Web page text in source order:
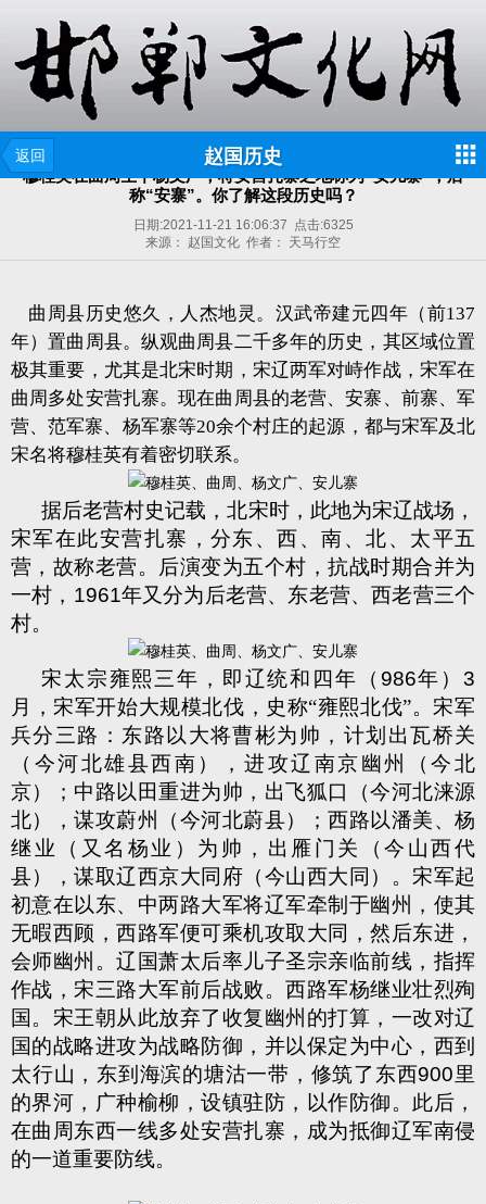
返回 赵国历史
穆桂英在曲周生下杨文广，将安营扎寨之地称为“安儿寨”，后
称“安寨”。你了解这段历史吗？
日期:2021-11-21 16:06:37 点击:6325
来源： 赵国文化 作者： 天马行空
曲周县历史悠久，人杰地灵。汉武帝建元四年（前137
年）置曲周县。纵观曲周县二千多年的历史，其区域位置
极其重要，尤其是北宋时期，宋辽两军对峙作战，宋军在
曲周多处安营扎寨。现在曲周县的老营、安寨、前寨、军
营、范军寨、杨军寨等20余个村庄的起源，都与宋军及北
宋名将穆桂英有着密切联系。
据后老营村史记载，北宋时，此地为宋辽战场，
宋军在此安营扎寨，分东、西、南、北、太平五
营，故称老营。后演变为五个村，抗战时期合并为
一村， 1961年又分为后老营、东老营、西老营三个
村。
宋太宗雍熙三年，即辽统和四年（ 986年） 3
月，宋军开始大规模北伐，史称“雍熙北伐”。宋军
兵分三路：东路以大将曹彬为帅，计划出瓦桥关
（今河北雄县西南），进攻辽南京幽州（今北
京）；中路以田重进为帅，出飞狐口（今河北涞源
北），谋攻蔚州（今河北蔚县）；西路以潘美、杨
继业（又名杨业）为帅，出雁门关（今山西代
县），谋取辽西京大同府（今山西大同）。宋军起
初意在以东、中两路大军将辽军牵制于幽州，使其
无暇西顾，西路军便可乘机攻取大同，然后东进，
会师幽州。辽国萧太后率儿子圣宗亲临前线，指挥
作战，宋三路大军前后战败。西路军杨继业壮烈殉
国。宋王朝从此放弃了收复幽州的打算，一改对辽
国的战略进攻为战略防御，并以保定为中心，西到
太行山，东到海滨的塘沽一带，修筑了东西900里
的界河，广种榆柳，设镇驻防，以作防御。此后，
在曲周东西一线多处安营扎寨，成为抵御辽军南侵
的一道重要防线。